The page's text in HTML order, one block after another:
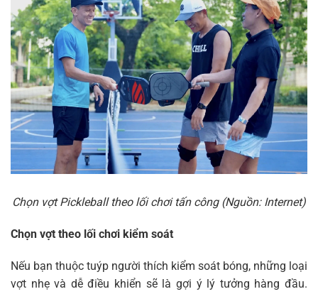
Chọn vợt Pickleball theo lối chơi tấn công (Nguồn: Internet)
Chọn vợt theo lối chơi kiểm soát
Nếu bạn thuộc tuýp người thích kiểm soát bóng, những loại
vợt nhẹ và dễ điều khiển sẽ là gợi ý lý tưởng hàng đầu.